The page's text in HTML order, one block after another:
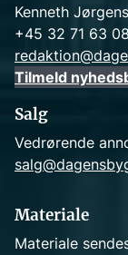
Kenneth
+45 32 71 63 08
Tilmeld
Salg
Vedrørende
Materiale
Materiale